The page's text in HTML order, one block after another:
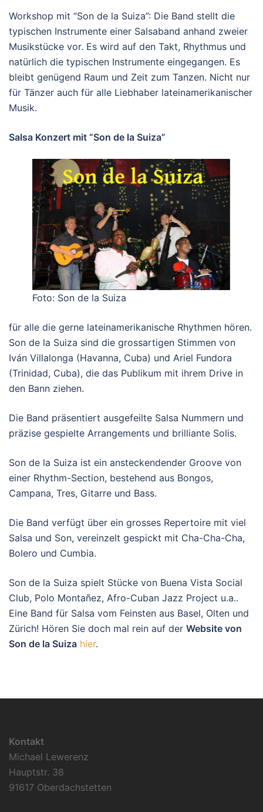
Workshop mit “Son de la Suiza”: Die Band stellt die
typischen Instrumente einer Salsaband anhand zweier
Musikstücke vor. Es wird auf den Takt, Rhythmus und
natürlich die typischen Instrumente eingegangen. Es
bleibt genügend Raum und Zeit zum Tanzen. Nicht nur
für Tänzer auch für alle Liebhaber lateinamerikanischer
Musik.
Salsa Konzert mit “Son de la Suiza”
Foto: Son de la Suiza
für alle die gerne lateinamerikanische Rhythmen hören.
Son de la Suiza sind die grossartigen Stimmen von
Iván Villalonga (Havanna, Cuba) und Ariel Fundora
(Trinidad, Cuba), die das Publikum mit ihrem Drive in
den Bann ziehen.
Die Band präsentiert ausgefeilte Salsa Nummern und
präzise gespielte Arrangements und brilliante Solis.
Son de la Suiza ist ein ansteckendender Groove von
einer Rhythm-Section, bestehend aus Bongos,
Campana, Tres, Gitarre und Bass.
Die Band verfügt über ein grosses Repertoire mit viel
Salsa und Son, vereinzelt gespickt mit Cha-Cha-Cha,
Bolero und Cumbia.
Son de la Suiza spielt Stücke von Buena Vista Social
Club, Polo Montañez, Afro-Cuban Jazz Project u.a..
Eine Band für Salsa vom Feinsten aus Basel, Olten und
Zürich! Hören Sie doch mal rein auf der Website von
Son de la Suiza hier.
Kontakt
Michael Lewerenz
Hauptstr. 38
91617 Oberdachstetten